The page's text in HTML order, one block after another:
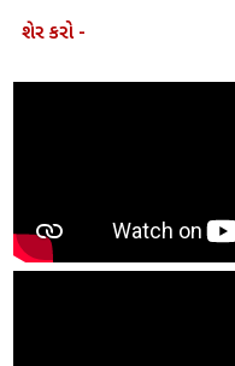
શેર કરો -